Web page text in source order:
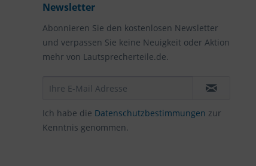
Newsletter
Abonnieren Sie den kostenlosen Newsletter
und verpassen Sie keine Neuigkeit oder Aktion
mehr von Lautsprecherteile.de.
Ich habe die Datenschutzbestimmungen zur
Kenntnis genommen.